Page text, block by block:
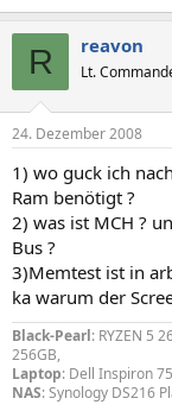
R reavon
Lt.
24. Dezember 2008
1) wo guck ich
Ram benötigt ?
2) was ist MCH ?
Bus ?
3)Memtest ist in
ka warum der
Black-Pearl: RYZEN 5
256GB,
Laptop: Dell Inspiron
NAS: Synology DS216